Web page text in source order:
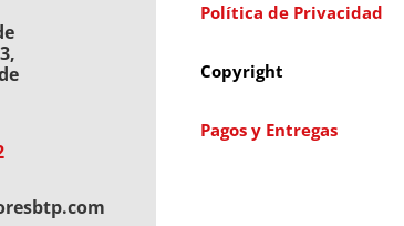
Política de Privacidad
Copyright
Pagos y Entregas